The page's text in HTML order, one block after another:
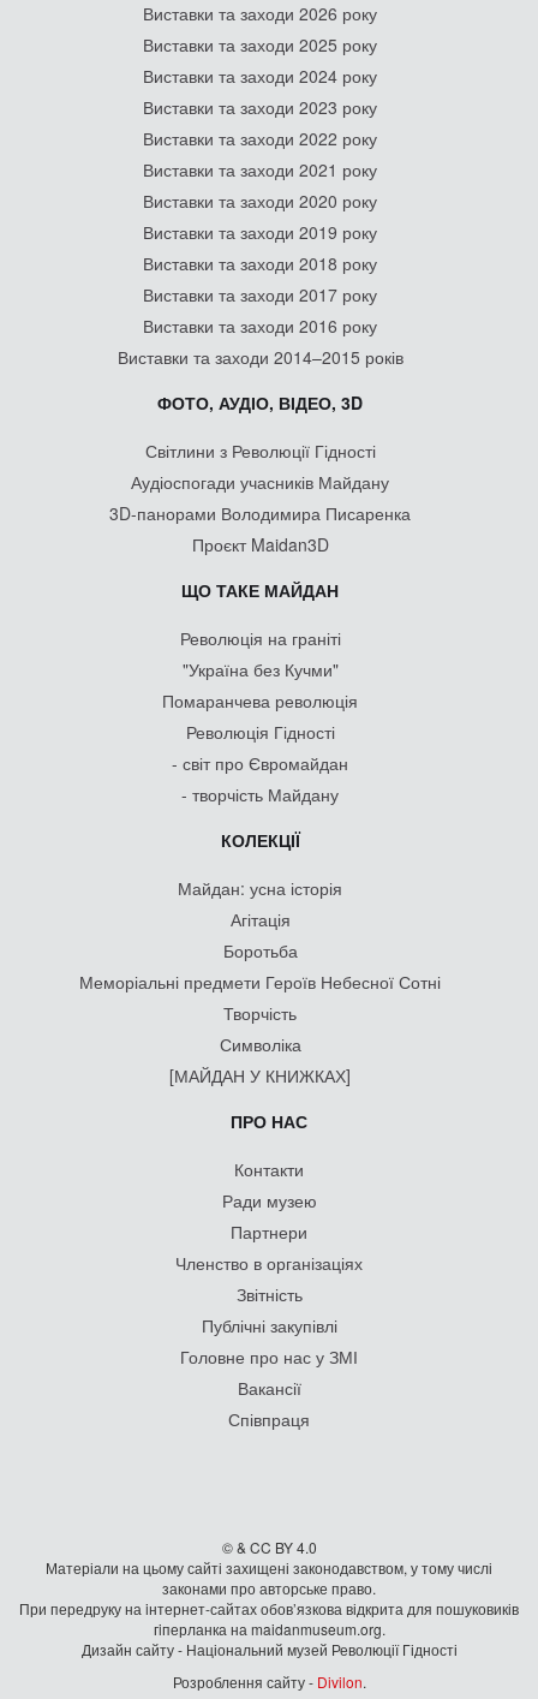
Виставки та заходи 2026 року
Виставки та заходи 2025 року
Виставки та заходи 2024 року
Виставки та заходи 2023 року
Виставки та заходи 2022 року
Виставки та заходи 2021 року
Виставки та заходи 2020 року
Виставки та заходи 2019 року
Виставки та заходи 2018 року
Виставки та заходи 2017 року
Виставки та заходи 2016 року
Виставки та заходи 2014–2015 років
ФОТО, АУДІО, ВІДЕО, 3D
Світлини з Революції Гідності
Аудіоспогади учасників Майдану
3D-панорами Володимира Писаренка
Проєкт Maidan3D
ЩО ТАКЕ МАЙДАН
Революція на граніті
"Україна без Кучми"
Помаранчева революція
Революція Гідності
- світ про Євромайдан
- творчість Майдану
КОЛЕКЦІЇ
Майдан: усна історія
Агітація
Боротьба
Меморіальні предмети Героїв Небесної Сотні
Творчість
Символіка
[МАЙДАН У КНИЖКАХ]
ПРО НАС
Контакти
Ради музею
Партнери
Членство в організаціях
Звітність
Публічні закупівлі
Головне про нас у ЗМІ
Вакансії
Співпраця
© & CC BY 4.0
Матеріали на цьому сайті захищені законодавством, у тому числі
законами про авторське право.
При передруку на iнтернет-сайтах обов’язкова відкрита для пошуковиків
гiперланка на maidanmuseum.org.
Дизайн сайту - Національний музей Революції Гідності
Розроблення сайту - Divilon.